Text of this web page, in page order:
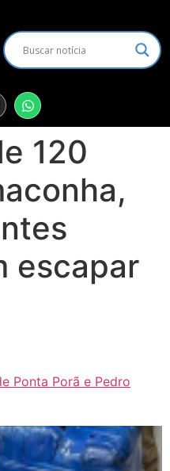
120
escapar
Ponta Porã e Pedro